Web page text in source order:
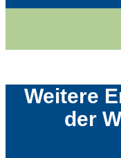
Weitere
der